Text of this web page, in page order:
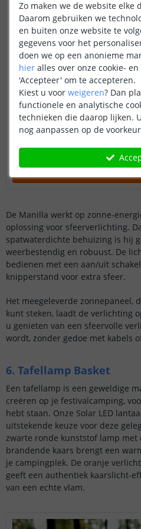
Solar LED lichtsnoer
60 leds - Warm wit
(10 reviews)
NIET OP VOORRAAD 14,
2 lichtstanden
4,5M lang
Sfeerverlichting: 12 Lumen
IN WINKELWAGEN
De Manilla werkt op zonne-
oplossing voor sfeerverlichting.
spatwaterdichte behuizing is hij
weerbestendig en robuust. De
bedienen met een aan/uit
knipperstand voor extra sfeer.
Het meegeleverde zonnepaneel,
kunt steken, laadt de verlichting
u genieten van een sfeervolle
wordt, zonder gedoe met kabels
6. Tafellamp Basket
Een tafellamp is een geweldige
creëren op je festivalcamping,
hebt staan. Onze Solar LED
uitstekende keuze voor deze
zwarte ronde kunststof lamp met
brandende kaars brengt een
je campingplek. De oranje
geeft een authentiek kaarslicht-
van een echte vlam.
Zo maken we de website elke
Daarom gebruiken we
en buiten onze website te
gegevens voor het
doen we op een anonieme
hier alles over onze cookie-
'Accepteer' om te accepteren.
Kiest u voor weigeren? Dan
functionele en analytische
technieken die daarop lijken.
nog aanpassen op de